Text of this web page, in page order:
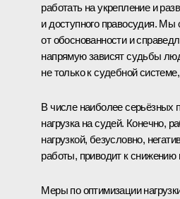
работать на укрепление и
и доступного правосудия.
от обоснованности и
напрямую зависят судьбы
не только к судебной
В числе наиболее серьёзных
нагрузка на судей. Конечно,
нагрузкой, безусловно,
работы, приводит к
Меры по оптимизации